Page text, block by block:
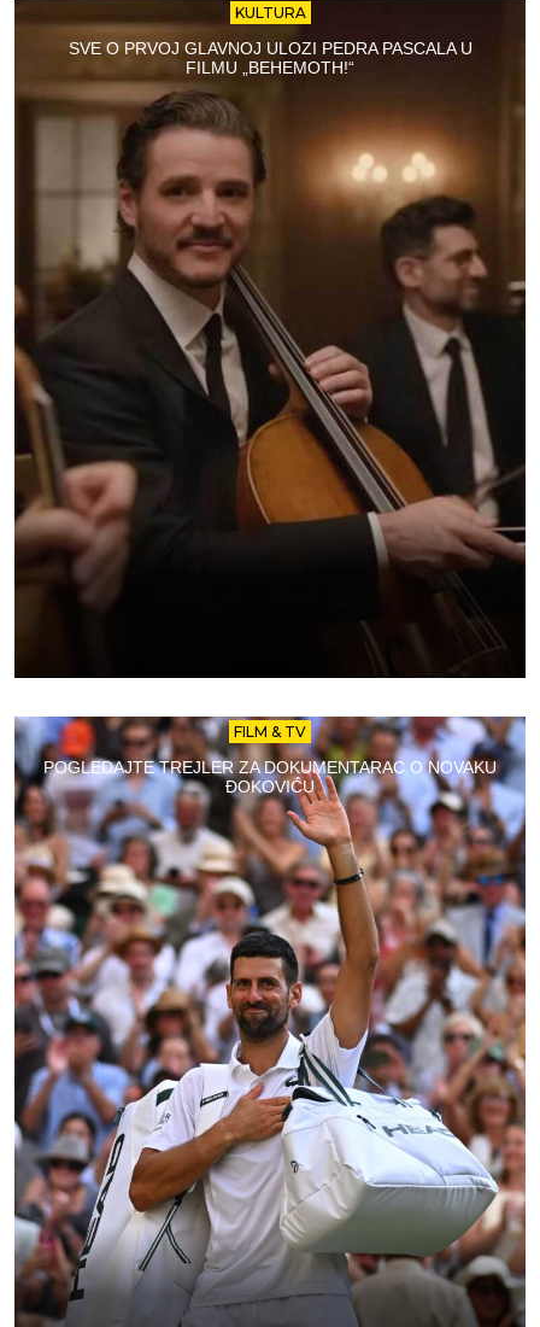
KULTURA
SVE O PRVOJ GLAVNOJ ULOZI PEDRA PASCALA U
FILMU „BEHEMOTH!“
FILM & TV
POGLEDAJTE TREJLER ZA DOKUMENTARAC O NOVAKU
ĐOKOVIĆU